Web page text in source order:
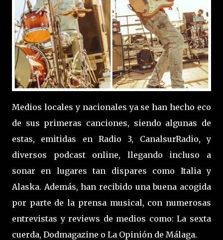
Medios locales y nacionales ya se han hecho eco
de sus primeras canciones, siendo algunas de
estas, emitidas en Radio 3, CanalsurRadio, y
diversos podcast online, llegando incluso a
sonar en lugares tan dispares como Italia y
Alaska. Además, han recibido una buena acogida
por parte de la prensa musical, con numerosas
entrevistas y reviews de medios como: La sexta
cuerda, Dodmagazine o La Opinión de Málaga.